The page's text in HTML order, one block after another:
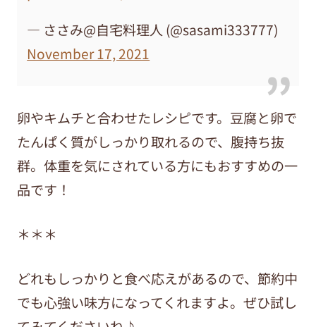
— ささみ@自宅料理人 (@sasami333777)
November 17, 2021
卵やキムチと合わせたレシピです。豆腐と卵で
たんぱく質がしっかり取れるので、腹持ち抜
群。体重を気にされている方にもおすすめの一
品です！
＊＊＊
どれもしっかりと食べ応えがあるので、節約中
でも心強い味方になってくれますよ。ぜひ試し